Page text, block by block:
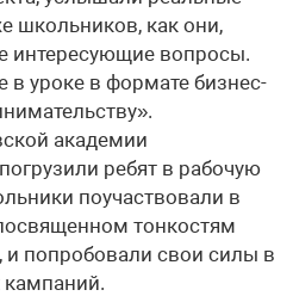
школьников, как они,
интересующие вопросы.
в уроке в формате бизнес-
академии
ребят в рабочую
поучаствовали в
тонкостям
и попробовали свои силы в
кампаний.